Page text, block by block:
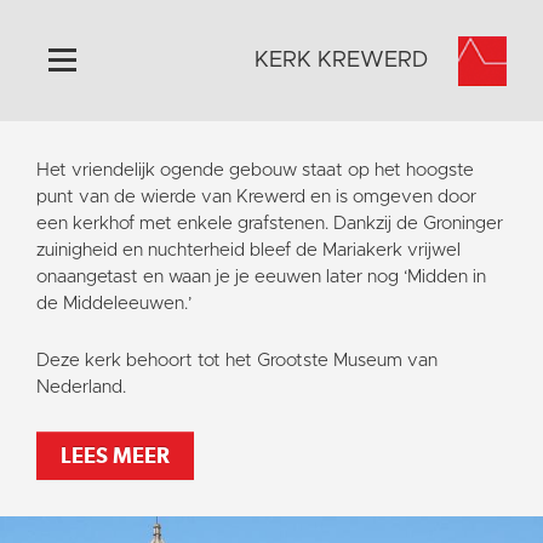
Home
Algemeen
Historie
Omgeving
Het Grootste Museum
Activiteiten
Steun ons
Contact
Vaktaal
KERK KREWERD
Het vriendelijk ogende gebouw staat op het hoogste
punt van de wierde van Krewerd en is omgeven door
een kerkhof met enkele grafstenen. Dankzij de Groninger
zuinigheid en nuchterheid bleef de Mariakerk vrijwel
onaangetast en waan je je eeuwen later nog ‘Midden in
de Middeleeuwen.’
Deze kerk behoort tot het Grootste Museum van
Nederland.
LEES MEER